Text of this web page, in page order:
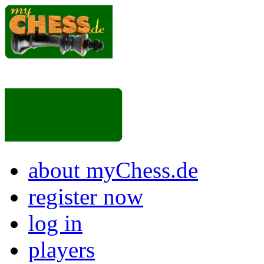
about myChess.de
register now
log in
players